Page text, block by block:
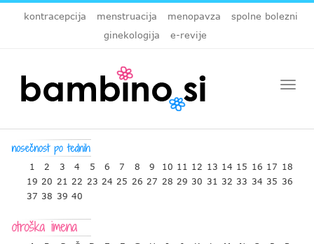
kontracepcija menstruacija menopavza
spolne bolezni
ginekologija
e-revije
1 2 3 4 5 6 7 8 9 10 11 12 13 14 15 16 17 18
19 20 21 22 23 24 25 26 27 28 29 30 31 32 33 34 35 36
37 38 39 40